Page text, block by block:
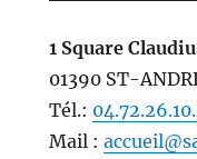
1 Square
01390 ST-
Tél.:
Mail :